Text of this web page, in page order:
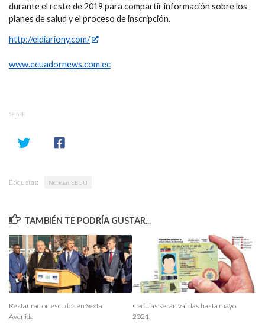
durante el resto de 2019 para compartir información sobre los
planes de salud y el proceso de inscripción.
http://eldiariony.com/
www.ecuadornews.com.ec
SHARE
Etiquetas: Noticias EEUU
TAMBIÉN TE PODRÍA GUSTAR...
Restauración escudos en Sexta
Avenida
Cédulas serán válidas hasta mayo
2021